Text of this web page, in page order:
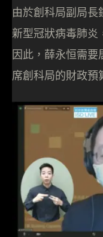
由於創科局副局
新型冠狀病毒肺炎
因此，薛永恒需要
席創科局的財政預